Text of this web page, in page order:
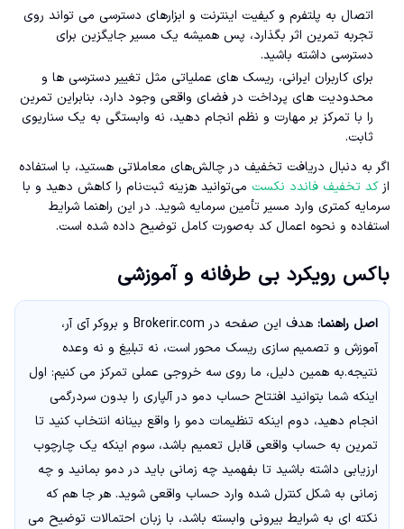
اتصال به پلتفرم و کیفیت اینترنت و ابزارهای دسترسی می تواند روی
تجربه تمرین اثر بگذارد، پس همیشه یک مسیر جایگزین برای
دسترسی داشته باشید.
برای کاربران ایرانی، ریسک های عملیاتی مثل تغییر دسترسی ها و
محدودیت های پرداخت در فضای واقعی وجود دارد، بنابراین تمرین
را با تمرکز بر مهارت و نظم انجام دهید، نه وابستگی به یک سناریوی
ثابت.
اگر به دنبال دریافت تخفیف در چالش‌های معاملاتی هستید، با استفاده
از کد تخفیف فاندد نکست می‌توانید هزینه ثبت‌نام را کاهش دهید و با
سرمایه کمتری وارد مسیر تأمین سرمایه شوید. در این راهنما شرایط
استفاده و نحوه اعمال کد به‌صورت کامل توضیح داده شده است.
باکس رویکرد بی طرفانه و آموزشی
اصل راهنما:
هدف این صفحه در Brokerir.com و بروکر آی آر،
آموزش و تصمیم سازی ریسک محور است، نه تبلیغ و نه وعده
نتیجه.به همین دلیل، ما روی سه خروجی عملی تمرکز می کنیم: اول
اینکه شما بتوانید افتتاح حساب دمو در آلپاری را بدون سردرگمی
انجام دهید، دوم اینکه تنظیمات دمو را واقع بینانه انتخاب کنید تا
تمرین به حساب واقعی قابل تعمیم باشد، سوم اینکه یک چارچوب
ارزیابی داشته باشید تا بفهمید چه زمانی باید در دمو بمانید و چه
زمانی به شکل کنترل شده وارد حساب واقعی شوید. هر جا هم که
نکته ای به شرایط بیرونی وابسته باشد، با زبان احتمالات توضیح می